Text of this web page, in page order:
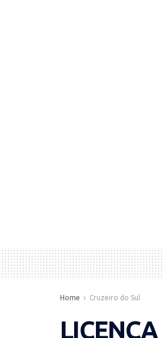
Home Cruzeiro do Sul